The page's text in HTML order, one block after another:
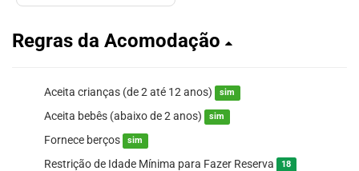
Regras da Acomodação
Aceita crianças (de 2 até 12 anos) sim
Aceita bebês (abaixo de 2 anos) sim
Fornece berços sim
Restrição de Idade Mínima para Fazer Reserva 18